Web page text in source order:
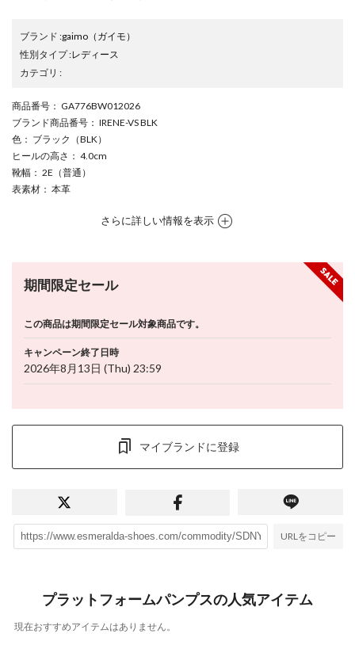
ブランド :gaimo （ガイモ）
性別タイプ:レディース
カテゴリ :
商品番号 ： GA776BW012026
ブランド商品番号 ： IRENE-VS BLK
色 ： ブラック（BLK）
ヒールの高さ ： 4.0cm
靴幅 ： 2E（普通）
表素材 ： 本革
さらに詳しい情報を表示
期間限定セール
この商品は期間限定セール対象商品です。
キャンペーン終了日時
2026年8月13日 (Thu) 23:59
マイブランドに登録
URLをコピー
プラットフォームパンプスの人気アイテム
現在おすすめアイテムはありません。